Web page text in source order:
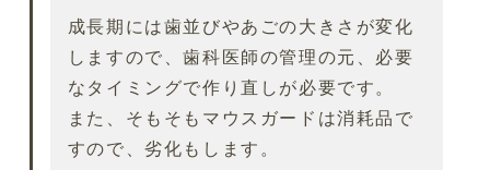
成長期には歯並びやあごの大きさが変化
しますので、歯科医師の管理の元、必要
なタイミングで作り直しが必要です。
また、そもそもマウスガードは消耗品で
すので、劣化もします。